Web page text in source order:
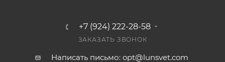
+7 (924) 222-28-58
ЗАКАЗАТЬ ЗВОНОК
Написать письмо: opt@lunsvet.com